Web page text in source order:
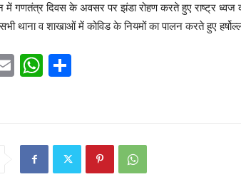
में गणतंत्र दिवस के अवसर पर झंडा रोहण करते हुए राष्ट्र
थाना व शाखाओं में कोविड के नियमों का पालन करते हुए
E
W
A
p